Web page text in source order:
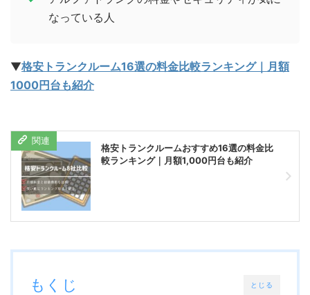
なっている人
▼格安トランクルーム16選の料金比較ランキング｜月額
1000円台も紹介
格安トランクルームおすすめ16選の料金比
較ランキング｜月額1,000円台も紹介
とじる
もくじ